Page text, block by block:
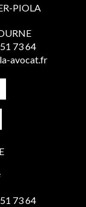
PIOLA
73 64
avocat.fr
73 64